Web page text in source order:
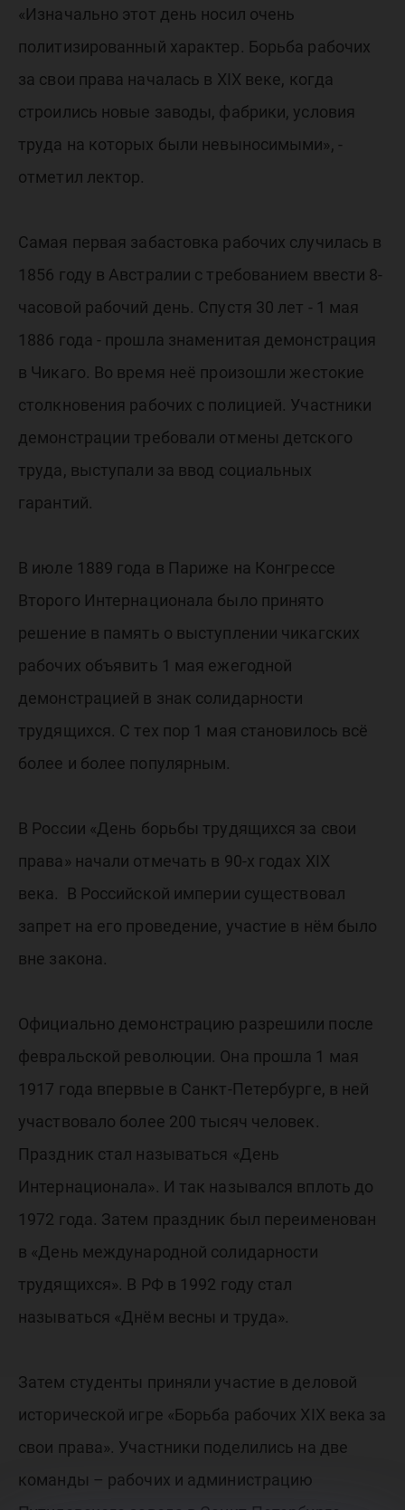
«Изначально этот день носил очень
политизированный характер. Борьба рабочих
за свои права началась в XIX веке, когда
строились новые заводы, фабрики, условия
труда на которых были невыносимыми», -
отметил лектор.
Самая первая забастовка рабочих случилась в
1856 году в Австралии с требованием ввести 8-
часовой рабочий день. Спустя 30 лет - 1 мая
1886 года - прошла знаменитая демонстрация
в Чикаго. Во время неё произошли жестокие
столкновения рабочих с полицией. Участники
демонстрации требовали отмены детского
труда, выступали за ввод социальных
гарантий.
В июле 1889 года в Париже на Конгрессе
Второго Интернационала было принято
решение в память о выступлении чикагских
рабочих объявить 1 мая ежегодной
демонстрацией в знак солидарности
трудящихся. С тех пор 1 мая становилось всё
более и более популярным.
В России «День борьбы трудящихся за свои
права» начали отмечать в 90-х годах XIX
века. В Российской империи существовал
запрет на его проведение, участие в нём было
вне закона.
Официально демонстрацию разрешили после
февральской революции. Она прошла 1 мая
1917 года впервые в Санкт-Петербурге, в ней
участвовало более 200 тысяч человек.
Праздник стал называться «День
Интернационала». И так назывался вплоть до
1972 года. Затем праздник был переименован
в «День международной солидарности
трудящихся». В РФ в 1992 году стал
называться «Днём весны и труда».
Затем студенты приняли участие в деловой
исторической игре «Борьба рабочих XIX века за
свои права». Участники поделились на две
команды – рабочих и администрацию